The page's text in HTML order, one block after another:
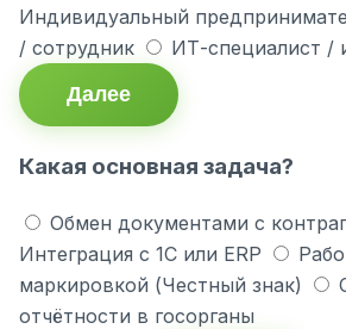
Индивидуальный
/ сотрудник
ИТ-специалист /
Далее
Какая основная задача?
Обмен документами с
Интеграция с 1С или ERP
маркировкой (Честный знак)
отчётности в госорганы